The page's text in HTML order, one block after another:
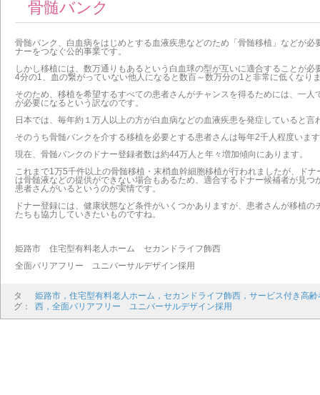
骨髄バンク
骨髄バンク、白血病をはじめとする血液疾患などのため「骨髄移植」などが必
ナーをつなぐ公的事業です。
しかし移植には、数万通りもあるという白血球の型が互いに適合することが必
4分の1、血の繋がっていない他人になると数百～数万分の1と非常に低くなり
そのため、移植を希望するすべての患者さんがチャンスを得るためには、一人
が必要になるという訳なのです。
日本では、毎年約１万人以上の方が白血病などの血液疾患を発症していると言
そのうち骨髄バンクを介する移植を必要とする患者さんは毎年2千人程度いま
現在、骨髄バンクのドナー登録者数は約44万人と年々増加傾向にあります。
これまで1万5千件以上の骨髄移植・末梢血幹細胞移植が行われましたが、ド
は骨髄液などの提供ができない場合もあるため、適合するドナー候補者が見つ
患者さんがいるというのが実情です。
ドナー登録には、健康状態など条件がいくつかありますが、患者さんが移植
たちも協力していきたいものですね。
姫路市 住宅型有料老人ホーム セカンドライフ飾西
全面バリアフリー ユニバーサルデザイン採用
タ
グ：
姫路市，住宅型有料老人ホーム，セカンドライフ飾西，サービス付き高
西，全面バリアフリー ユニバーサルデザイン採用